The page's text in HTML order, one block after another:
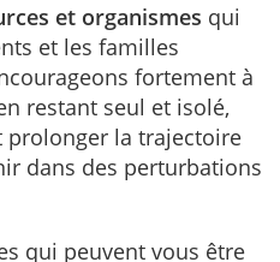
et organismes qui
et les familles
fortement à
restant seul et isolé,
la trajectoire
dans des perturbations
qui peuvent vous être